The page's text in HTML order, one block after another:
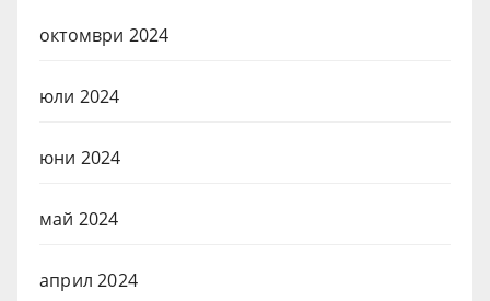
октомври 2024
юли 2024
юни 2024
май 2024
април 2024